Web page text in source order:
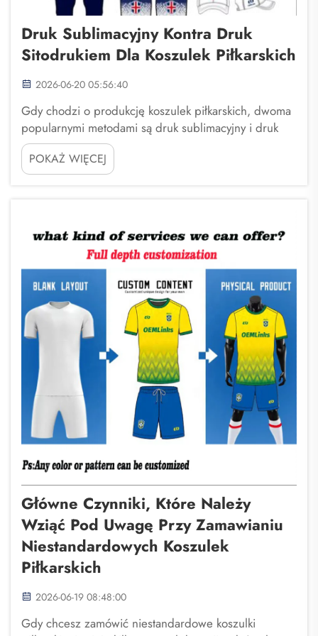
Druk Sublimacyjny Kontra Druk
Sitodrukiem Dla Koszulek Piłkarskich
2026-06-20 05:56:40
Gdy chodzi o produkcję koszulek piłkarskich, dwoma
popularnymi metodami są druk sublimacyjny i druk
sitodrukiem. Każda z tych metod ma swoje unikalne
cechy. Wybór odpowiedniej metody jest ważny dla
Twojego zespołu piłkarskiego. W Fuzhou Saipulang
POKAŻ WIĘCEJ
Główne Czynniki, Które Należy
Wziąć Pod Uwagę Przy Zamawianiu
Niestandardowych Koszulek
Piłkarskich
2026-06-19 08:48:00
Gdy chcesz zamówić niestandardowe koszulki